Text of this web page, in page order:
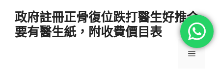
政府註冊正骨復位跌打醫生好推介
要有醫生紙，附收費價目表
選